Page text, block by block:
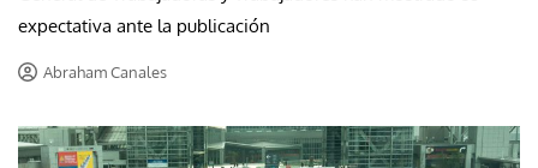
expectativa ante la publicación
Abraham Canales